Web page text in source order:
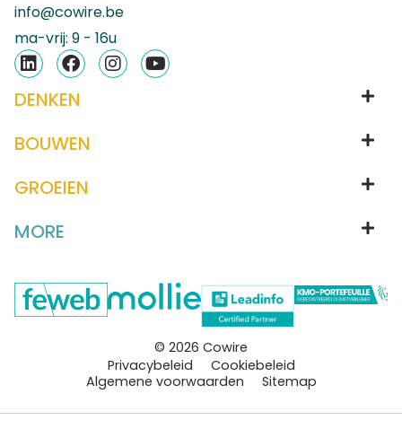
info@cowire.be
ma-vrij: 9 - 16u
DENKEN
BOUWEN
GROEIEN
MORE
© 2026 Cowire
Privacybeleid
Cookiebeleid
Algemene voorwaarden
Sitemap